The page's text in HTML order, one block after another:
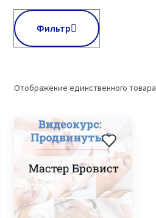
Фильтр
Отображение единственного товара